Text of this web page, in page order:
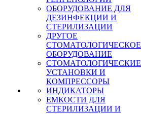
ОБОРУДОВАНИЕ ДЛЯ
ДЕЗИНФЕКЦИИ И
СТЕРИЛИЗАЦИИ
ДРУГОЕ
СТОМАТОЛОГИЧЕСКОЕ
ОБОРУДОВАНИЕ
СТОМАТОЛОГИЧЕСКИЕ
УСТАНОВКИ И
КОМПРЕССОРЫ
ИНДИКАТОРЫ
ЕМКОСТИ ДЛЯ
СТЕРИЛИЗАЦИИ И